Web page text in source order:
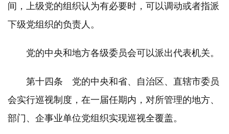
间，上级党的组织认为有必要时，可以调动或者指派
下级党组织的负责人。
党的中央和地方各级委员会可以派出代表机关。
第十四条 党的中央和省、自治区、直辖市委员
会实行巡视制度，在一届任期内，对所管理的地方、
部门、企事业单位党组织实现巡视全覆盖。